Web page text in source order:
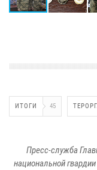
ИТОГИ 45
Пресс-служба
национальной